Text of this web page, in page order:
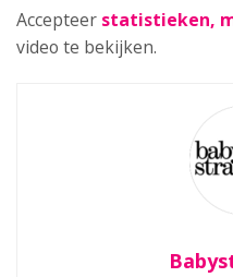
Accepteer statistieken,
video te bekijken.